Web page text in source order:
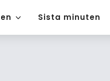
Sista minuten